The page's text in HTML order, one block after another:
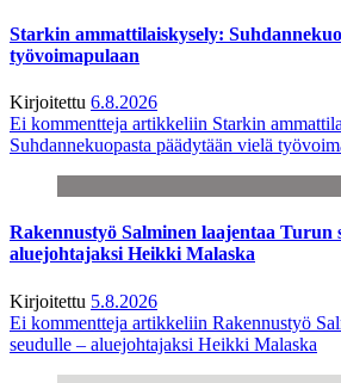
Starkin ammattilaiskysely:
työvoimapulaan
Kirjoitettu 6.8.2026
Ei kommentteja artikkeliin Starkin
Suhdannekuopasta päädytään vielä
Rakennustyö Salminen laajentaa Turun
aluejohtajaksi Heikki Malaska
Kirjoitettu 5.8.2026
Ei kommentteja artikkeliin Rakennustyö
seudulle – aluejohtajaksi Heikki Malaska